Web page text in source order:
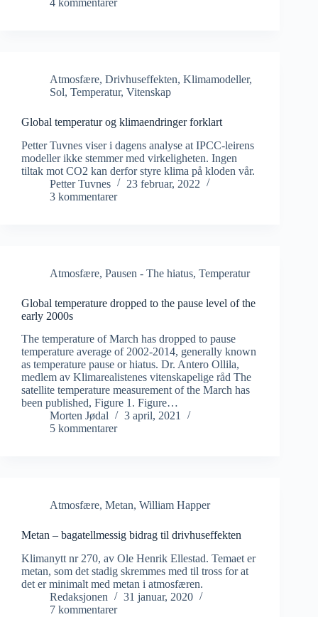
Atmosfære, Drivhuseffekten, Klimamodeller,
Sol, Temperatur, Vitenskap
Global temperatur og klimaendringer forklart
Petter Tuvnes viser i dagens analyse at IPCC-leirens
modeller ikke stemmer med virkeligheten. Ingen
tiltak mot CO2 kan derfor styre klima på kloden vår.
Petter Tuvnes
23 februar, 2022
3 kommentarer
Atmosfære, Pausen - The hiatus, Temperatur
Global temperature dropped to the pause level of the
early 2000s
The temperature of March has dropped to pause
temperature average of 2002-2014, generally known
as temperature pause or hiatus. Dr. Antero Ollila,
medlem av Klimarealistenes vitenskapelige råd The
satellite temperature measurement of the March has
been published, Figure 1. Figure…
Morten Jødal
3 april, 2021
5 kommentarer
Atmosfære, Metan, William Happer
Metan – bagatellmessig bidrag til drivhuseffekten
Klimanytt nr 270, av Ole Henrik Ellestad. Temaet er
metan, som det stadig skremmes med til tross for at
det er minimalt med metan i atmosfæren.
Redaksjonen
31 januar, 2020
7 kommentarer